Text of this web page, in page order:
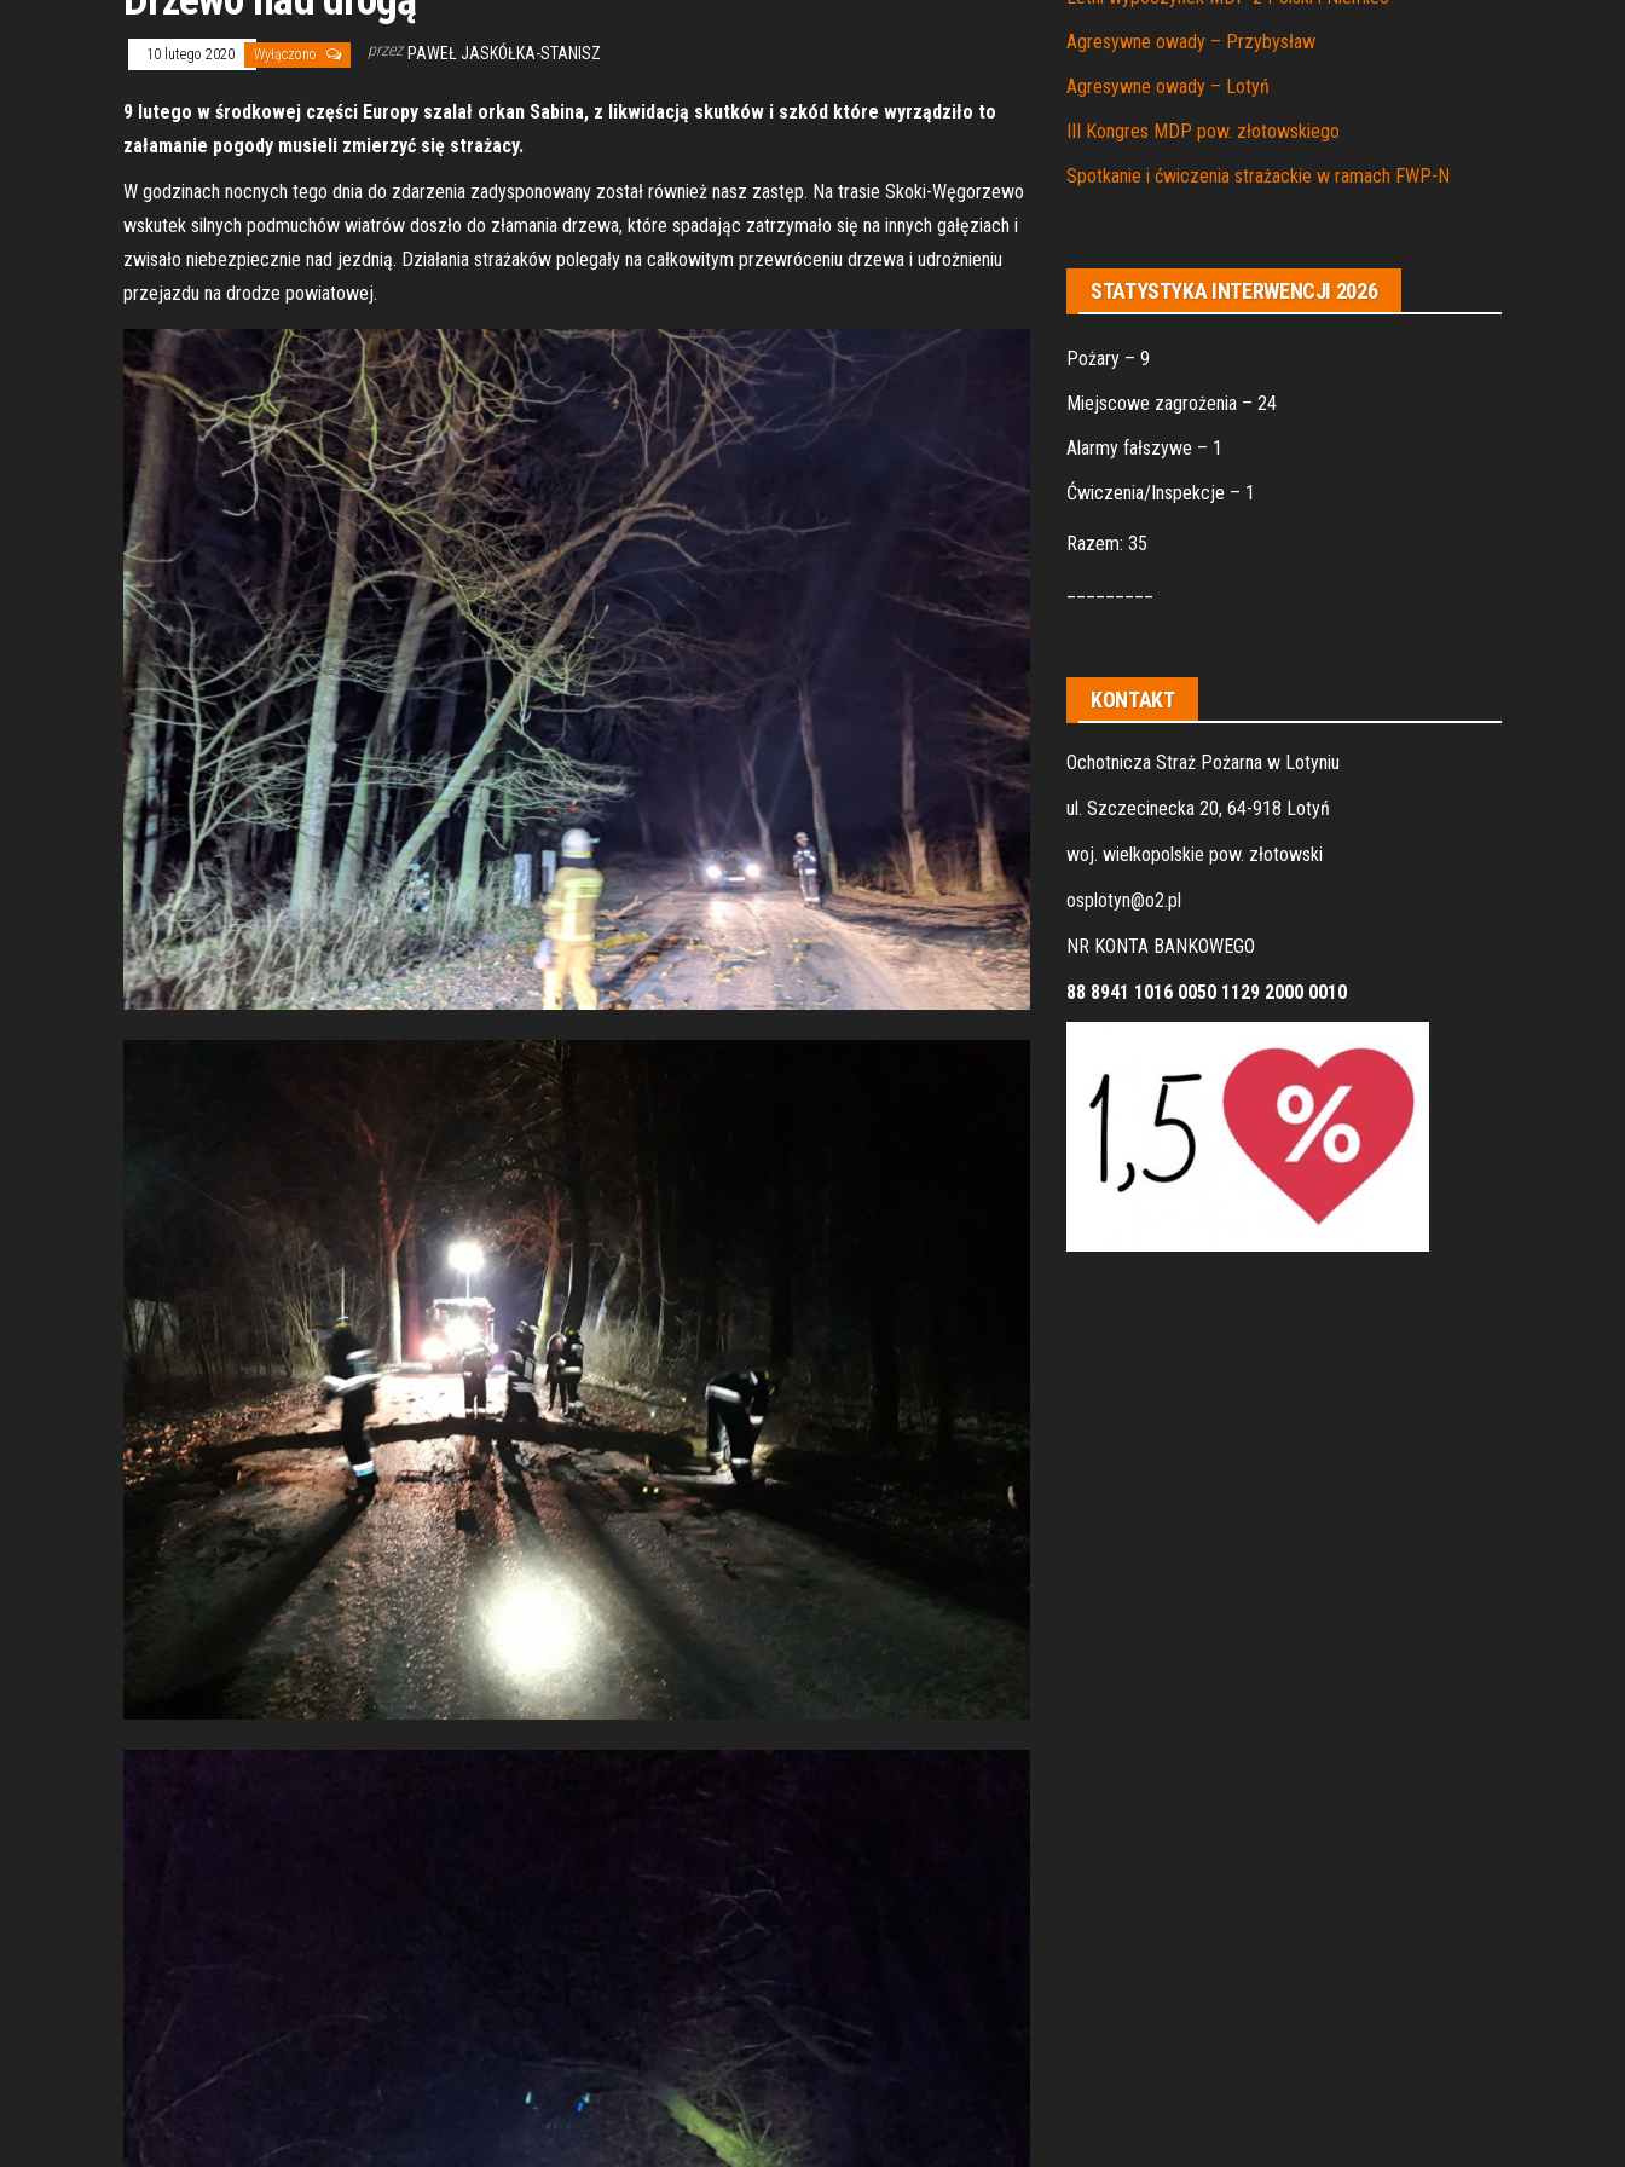
10 lutego 2020 Wyłączono przez PAWEŁ JASKÓŁKA-STANISZ
9 lutego w środkowej części Europy szalał orkan Sabina, z likwidacją skutków i szkód które wyrządziło to
załamanie pogody musieli zmierzyć się strażacy.
W godzinach nocnych tego dnia do zdarzenia zadysponowany został również nasz zastęp. Na trasie Skoki-Węgorzewo
wskutek silnych podmuchów wiatrów doszło do złamania drzewa, które spadając zatrzymało się na innych gałęziach i
zwisało niebezpiecznie nad jezdnią. Działania strażaków polegały na całkowitym przewróceniu drzewa i udrożnieniu
przejazdu na drodze powiatowej.
Agresywne owady – Przybysław
Agresywne owady – Lotyń
III Kongres MDP pow. złotowskiego
Spotkanie i ćwiczenia strażackie w ramach FWP-N
STATYSTYKA INTERWENCJI 2026
Pożary – 9
Miejscowe zagrożenia – 24
Alarmy fałszywe – 1
Ćwiczenia/Inspekcje – 1
Razem: 35
KONTAKT
Ochotnicza Straż Pożarna w Lotyniu
ul. Szczecinecka 20, 64-918 Lotyń
woj. wielkopolskie pow. złotowski
osplotyn@o2.pl
NR KONTA BANKOWEGO
88 8941 1016 0050 1129 2000 0010